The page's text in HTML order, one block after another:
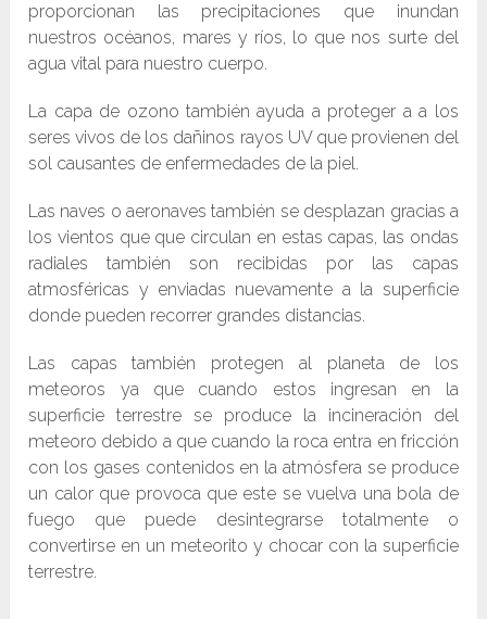
proporcionan las precipitaciones que inundan
nuestros océanos, mares y ríos, lo que nos surte del
agua vital para nuestro cuerpo.
La capa de ozono también ayuda a proteger a a los
seres vivos de los dañinos rayos UV que provienen del
sol causantes de enfermedades de la piel.
Las naves o aeronaves también se desplazan gracias a
los vientos que que circulan en estas capas, las ondas
radiales también son recibidas por las capas
atmosféricas y enviadas nuevamente a la superficie
donde pueden recorrer grandes distancias.
Las capas también protegen al planeta de los
meteoros ya que cuando estos ingresan en la
superficie terrestre se produce la incineración del
meteoro debido a que cuando la roca entra en fricción
con los gases contenidos en la atmósfera se produce
un calor que provoca que este se vuelva una bola de
fuego que puede desintegrarse totalmente o
convertirse en un meteorito y chocar con la superficie
terrestre.